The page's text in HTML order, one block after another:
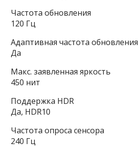
Частота обновления
120 Гц
Адаптивная частота обновления
Да
Макс. заявленная яркость
450 нит
Поддержка HDR
Да, HDR10
Частота опроса сенсора
240 Гц